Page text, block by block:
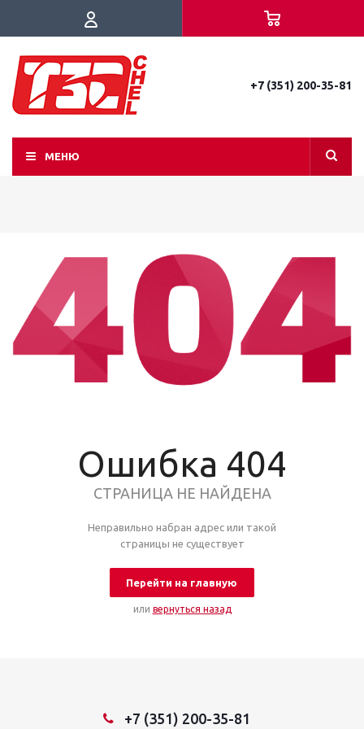
+7 (351) 200-35-81
МЕНЮ
Ошибка 404
СТРАНИЦА НЕ НАЙДЕНА
Неправильно набран адрес или такой
страницы не существует
Перейти на главную
или вернуться назад
+7 (351) 200-35-81